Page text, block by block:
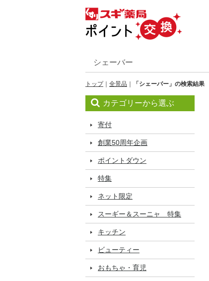
トップ 全景品 「シェーバー」の検索結果
カテゴリーから選ぶ
寄付
創業50周年企画
ポイントダウン
特集
ネット限定
スーギー＆スーニャ 特集
キッチン
ビューティー
おもちゃ・育児